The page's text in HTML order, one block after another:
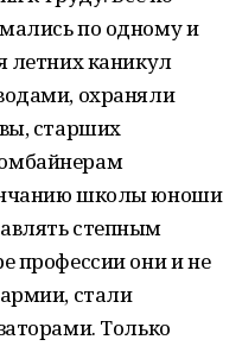
по одному и
летних каникул
охраняли
старших
школы юноши
степным
профессии они и не
стали
Только